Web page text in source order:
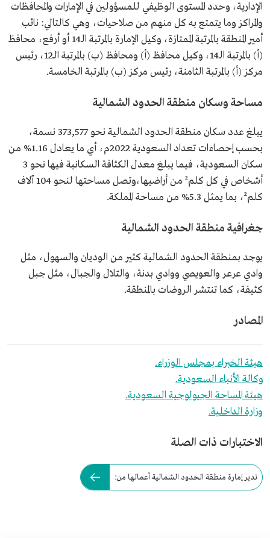
الإدارية، وحدد المستوى الوظيفي للمسؤولين في الإمارات والمحافظات
والمراكز وما يتمتع به كل منهم من صلاحيات، وهي كالتالي: نائب
أمير المنطقة بالمرتبة الممتازة، وكيل الإمارة بالمرتبة الـ14 أو أرفع، محافظ
(أ) بالمرتبة الـ14، وكيل محافظ (أ) ومحافظ (ب) بالمرتبة الـ12، رئيس
مركز (أ) بالمرتبة الثامنة، رئيس مركز (ب) بالمرتبة الخامسة.
مساحة وسكان منطقة الحدود الشمالية
يبلغ عدد سكان منطقة الحدود الشمالية نحو 373,577 نسمة،
بحسب إحصاءات تعداد السعودية 2022م، أي ما يعادل 1.16% من
سكان السعودية، فيما يبلغ معدل الكثافة السكانية فيها نحو 3
أشخاص في كل كلم² من أراضيها،وتصل مساحتها لنحو 104 آلاف
كلم²، بما يمثل 5.3% من مساحة المملكة.
جغرافية منطقة الحدود الشمالية
يوجد بمنطقة الحدود الشمالية كثير من الوديان والسهول، مثل
وادي عرعر والعويصي ووادي بدنة، والتلال والجبال، مثل جبل
كثيفة، كما تنتشر الروضات بالمنطقة.
المصادر
هيئة الخبراء بمجلس الوزراء.
وكالة الأنباء السعودية.
هيئة المساحة الجيولوجية السعودية.
وزارة الداخلية.
الاختبارات ذات الصلة
تدير إمارة منطقة الحدود الشمالية أعمالها من: